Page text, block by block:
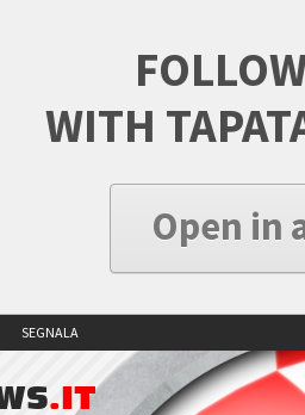
WITH
Open in
SEGNALA
.IT